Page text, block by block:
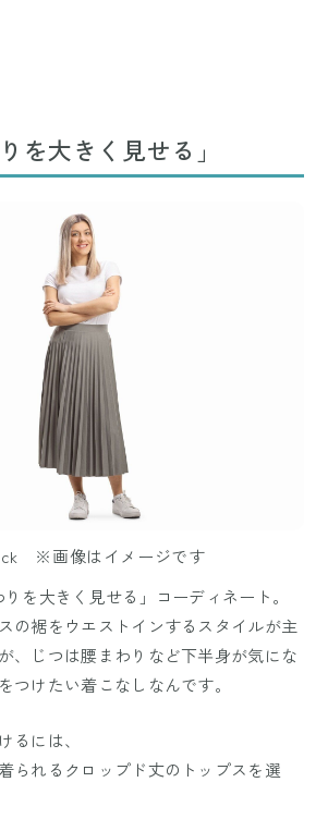
を大きく見せる」
※画像はイメージです
を大きく見せる」コーディネート。
の裾をウエストインするスタイルが主
、じつは腰まわりなど下半身が気にな
つけたい着こなしなんです。
るには、
られるクロップド丈のトップスを選